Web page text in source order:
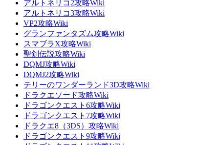
アルトネリコ2攻略Wiki
アルトネリコ3攻略Wiki
VP2攻略Wiki
グランファンタズム攻略Wiki
スマブラX攻略Wiki
聖剣伝説攻略Wiki
DQMJ攻略Wiki
DQMJ2攻略Wiki
テリーのワンダーランド3D攻略Wiki
ドラクエソード攻略Wiki
ドラゴンクエスト6攻略Wiki
ドラゴンクエスト7攻略Wiki
ドラクエ8（3DS）攻略Wiki
ドラゴンクエスト9攻略Wiki